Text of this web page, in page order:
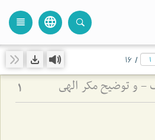
language
view_headline
/
16
و توضیح مکر الهی 1